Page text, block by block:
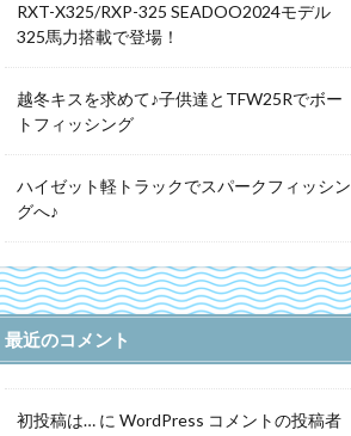
RXT-X325/RXP-325 SEADOO2024モデル
325馬力搭載で登場！
越冬キスを求めて♪子供達とTFW25Rでボー
トフィッシング
ハイゼット軽トラックでスパークフィッシン
グへ♪
最近のコメント
初投稿は… に WordPress コメントの投稿者